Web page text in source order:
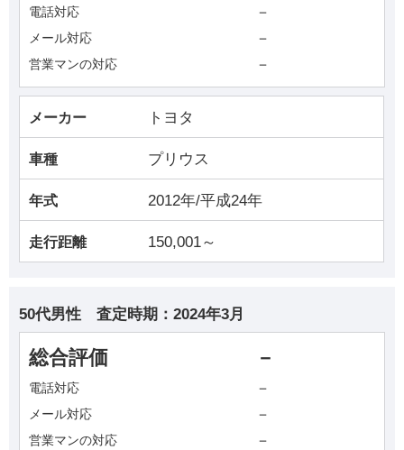
電話対応 －
メール対応 －
営業マンの対応 －
メーカー トヨタ
車種 プリウス
年式 2012年/平成24年
走行距離 150,001～
50代男性 査定時期： 2024年3月
総合評価 －
電話対応 －
メール対応 －
営業マンの対応 －